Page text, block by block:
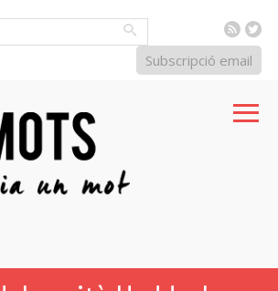
RSS
Subscripció email